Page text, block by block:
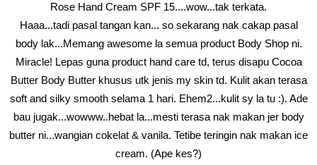
Rose Hand Cream SPF 15....wow...tak terkata.
Haaa...tadi pasal tangan kan... so sekarang nak cakap pasal
body lak...Memang awesome la semua product Body Shop ni.
Miracle! Lepas guna product hand care td, terus disapu Cocoa
Butter Body Butter khusus utk jenis my skin td. Kulit akan terasa
soft and silky smooth selama 1 hari. Ehem2...kulit sy la tu :). Ade
bau jugak...wowww..hebat la...mesti terasa nak makan jer body
butter ni...wangian cokelat & vanila. Tetibe teringin nak makan ice
cream. (Ape kes?)